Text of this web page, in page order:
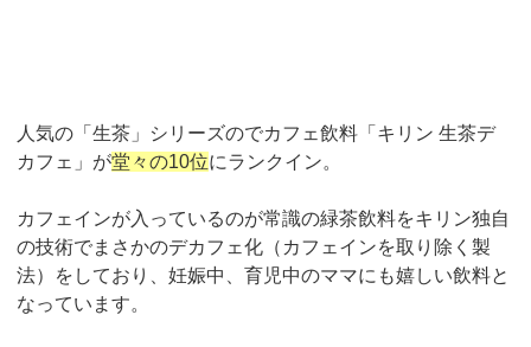
人気の「生茶」シリーズのでカフェ飲料「キリン 生茶デ
カフェ」が堂々の10位にランクイン。
カフェインが入っているのが常識の緑茶飲料をキリン独自
の技術でまさかのデカフェ化（カフェインを取り除く製
法）をしており、妊娠中、育児中のママにも嬉しい飲料と
なっています。